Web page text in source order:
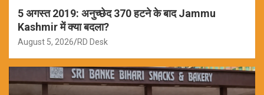
5 अगस्त 2019: अनुच्छेद 370 हटने के बाद Jammu
Kashmir में क्या बदला?
August 5, 2026 RD Desk